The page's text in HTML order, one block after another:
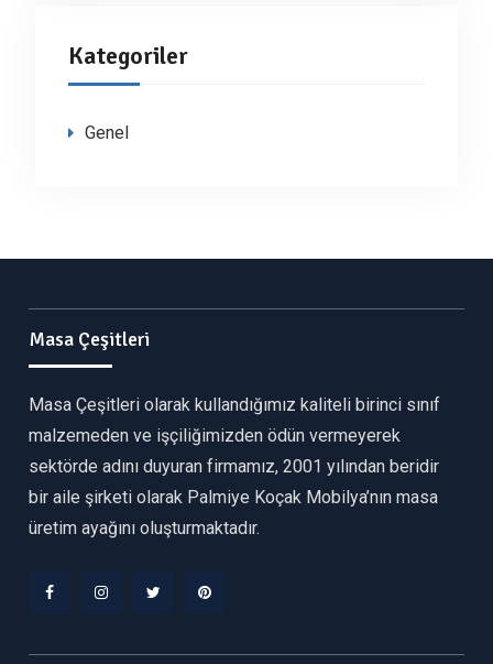
Kategoriler
Genel
Masa Çeşitleri
Masa Çeşitleri olarak kullandığımız kaliteli birinci sınıf
malzemeden ve işçiliğimizden ödün vermeyerek
sektörde adını duyuran firmamız, 2001 yılından beridir
bir aile şirketi olarak Palmiye Koçak Mobilya’nın masa
üretim ayağını oluşturmaktadır.